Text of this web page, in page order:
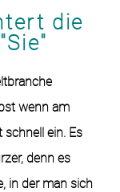
die
wenn am
ein. Es
denn es
in der man sich